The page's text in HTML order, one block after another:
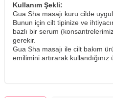
Kullanım Şekli:
Gua Sha masajı kuru cilde
Bunun için cilt tipinize ve
bazlı bir serum
gerekir.
Gua Sha masajı ile cilt bakım
emilimini artırarak kullandığınız